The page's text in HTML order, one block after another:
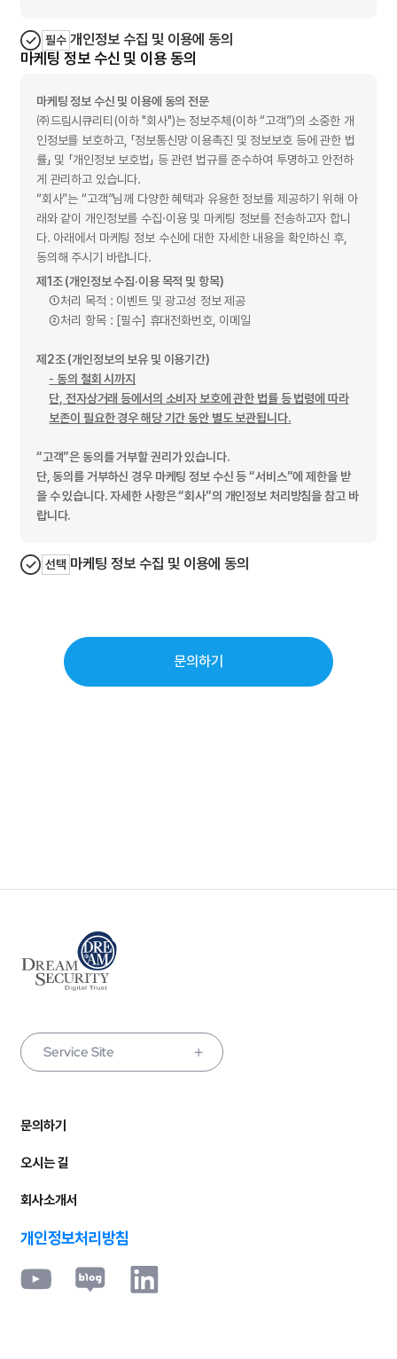
필수 개인정보 수집 및 이용에 동의
마케팅 정보 수신 및 이용 동의
마케팅 정보 수신 및 이용에 동의 전문
㈜드림시큐리티(이하 "회사")는 정보주체(이하 “고객”)의 소중한 개
인정보를 보호하고, 「정보통신망 이용촉진 및 정보보호 등에 관한 법
률」 및 「개인정보 보호법」 등 관련 법규를 준수하여 투명하고 안전하
게 관리하고 있습니다.
“회사”는 “고객”님께 다양한 혜택과 유용한 정보를 제공하기 위해 아
래와 같이 개인정보를 수집·이용 및 마케팅 정보를 전송하고자 합니
다. 아래에서 마케팅 정보 수신에 대한 자세한 내용을 확인하신 후,
동의해 주시기 바랍니다.
제1조 (개인정보 수집·이용 목적 및 항목)
①처리 목적 : 이벤트 및 광고성 정보 제공
②처리 항목 : [필수] 휴대전화번호, 이메일
제2조 (개인정보의 보유 및 이용기간)
- 동의 철회 시까지
단, 전자상거래 등에서의 소비자 보호에 관한 법률 등 법령에 따라
보존이 필요한 경우 해당 기간 동안 별도 보관됩니다.
“고객”은 동의를 거부할 권리가 있습니다.
단, 동의를 거부하신 경우 마케팅 정보 수신 등 “서비스”에 제한을 받
을 수 있습니다. 자세한 사항은 “회사”의 개인정보 처리방침을 참고 바
랍니다.
선택 마케팅 정보 수집 및 이용에 동의
문의하기
문의하기
오시는 길
회사소개서
개인정보처리방침
Service Site